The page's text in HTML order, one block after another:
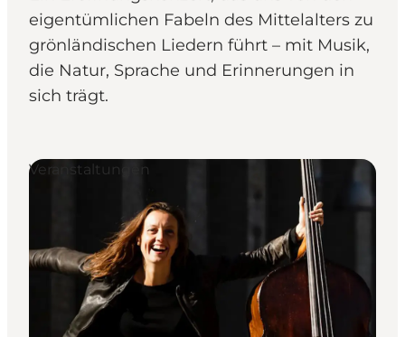
eigentümlichen Fabeln des Mittelalters zu
grönländischen Liedern führt – mit Musik,
die Natur, Sprache und Erinnerungen in
sich trägt.
Veranstaltungen